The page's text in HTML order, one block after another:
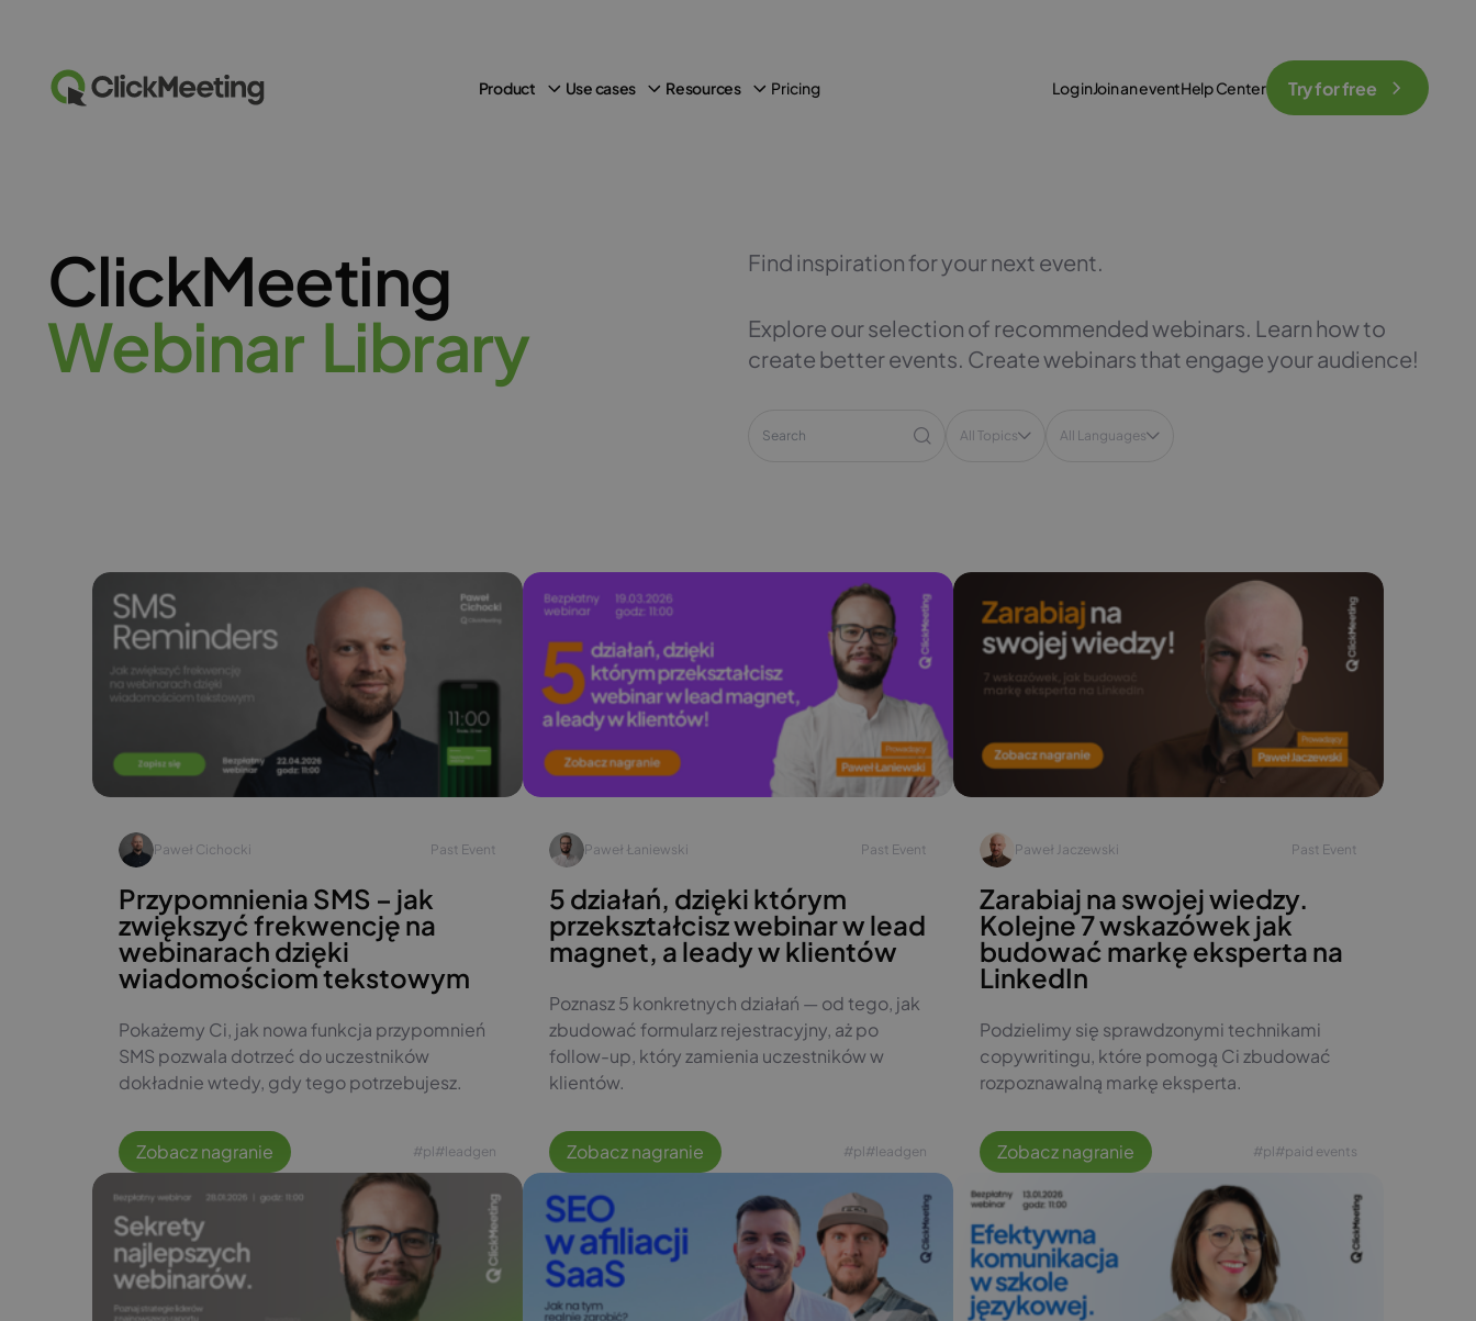
Product Use cases Resources Pricing Log inJoin an eventHelp Center Try for free
ClickMeeting
Webinar Library
Find inspiration for your next event.
Explore our selection of recommended webinars. Learn how to
create better events. Create webinars that engage your audience!
All Topics All Languages
Paweł Cichocki Past Event
Przypomnienia SMS – jak
zwiększyć frekwencję na
webinarach dzięki
wiadomościom tekstowym
Pokażemy Ci, jak nowa funkcja przypomnień
SMS pozwala dotrzeć do uczestników
dokładnie wtedy, gdy tego potrzebujesz.
Zobacz nagranie #pl#leadgen
Paweł Łaniewski Past Event
5 działań, dzięki którym
przekształcisz webinar w lead
magnet, a leady w klientów
Poznasz 5 konkretnych działań — od tego, jak
zbudować formularz rejestracyjny, aż po
follow-up, który zamienia uczestników w
klientów.
Zobacz nagranie #pl#leadgen
Paweł Jaczewski Past Event
Zarabiaj na swojej wiedzy.
Kolejne 7 wskazówek jak
budować markę eksperta na
LinkedIn
Podzielimy się sprawdzonymi technikami
copywritingu, które pomogą Ci zbudować
rozpoznawalną markę eksperta.
Zobacz nagranie #pl#paid events